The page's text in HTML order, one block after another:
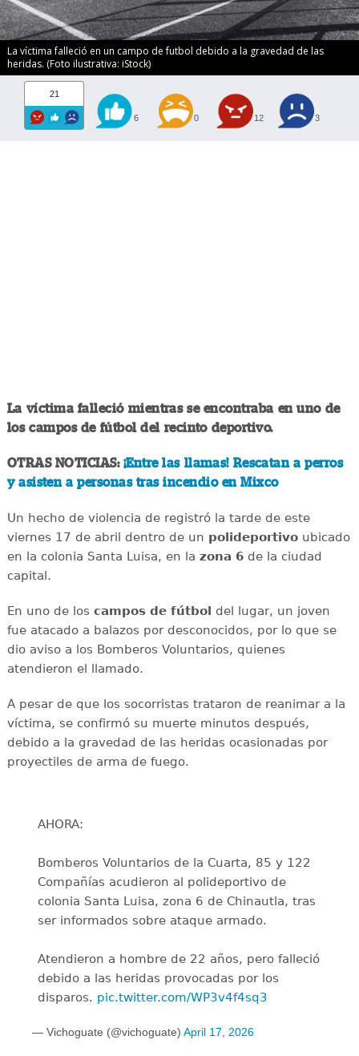
La víctima falleció en un campo de futbol debido a la gravedad de las
heridas. (Foto ilustrativa: iStock)
21
6 0 12 3
La víctima falleció mientras se encontraba en uno de
los campos de fútbol del recinto deportivo.
OTRAS NOTICIAS: ¡Entre las llamas! Rescatan a perros
y asisten a personas tras incendio en Mixco
Un hecho de violencia de registró la tarde de este
viernes 17 de abril dentro de un polideportivoubicado
en la colonia Santa Luisa, en la zona 6de la ciudad
capital.
En uno de los campos de fútbol del lugar, un joven
fue atacado a balazos por desconocidos, por lo que se
dio aviso a los Bomberos Voluntarios, quienes
atendieron el llamado.
A pesar de que los socorristas trataron de reanimar a la
víctima, se confirmó su muerte minutos después,
debido a la gravedad de las heridas ocasionadas por
proyectiles de arma de fuego.
AHORA:
Bomberos Voluntarios de la Cuarta, 85 y 122
Compañías acudieron al polideportivo de
colonia Santa Luisa, zona 6 de Chinautla, tras
ser informados sobre ataque armado.
Atendieron a hombre de 22 años, pero falleció
debido a las heridas provocadas por los
disparos. pic.twitter.com/WP3v4f4sq3
— Vichoguate (@vichoguate) April 17, 2026